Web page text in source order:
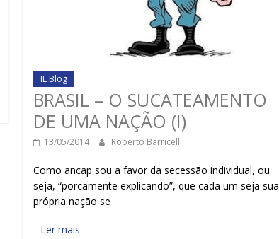
IL Blog
BRASIL – O SUCATEAMENTO
DE UMA NAÇÃO (I)
13/05/2014 Roberto Barricelli
Como ancap sou a favor da secessão individual, ou
seja, “porcamente explicando”, que cada um seja sua
própria nação se
Ler mais